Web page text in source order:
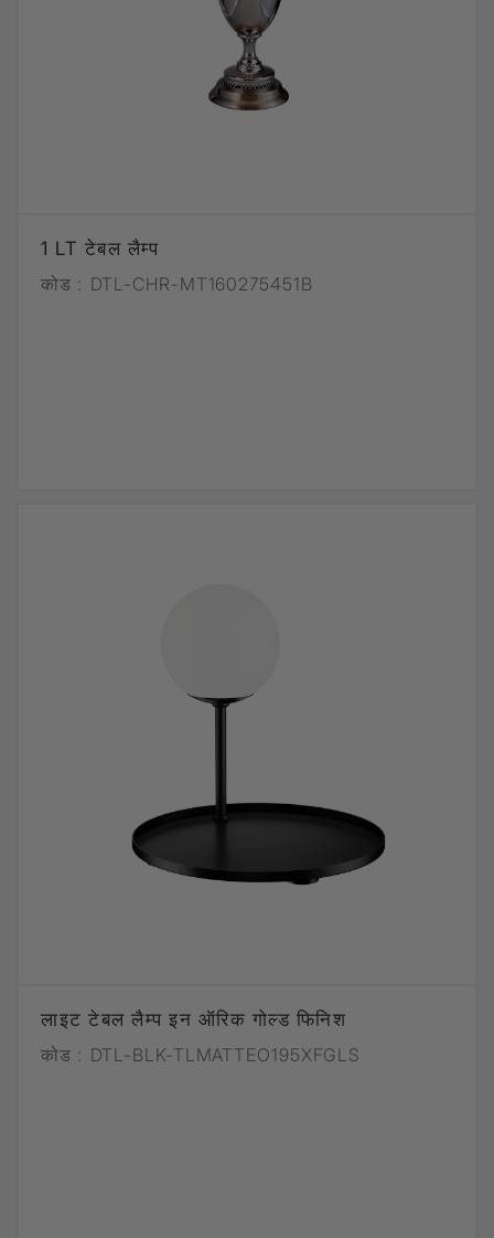
1 LT टेबल लैम्प
कोड : DTL-CHR-MT160275451B
लाइट टेबल लैम्प इन ऑरिक गोल्ड फिनिश
कोड : DTL-BLK-TLMATTEO195XFGLS